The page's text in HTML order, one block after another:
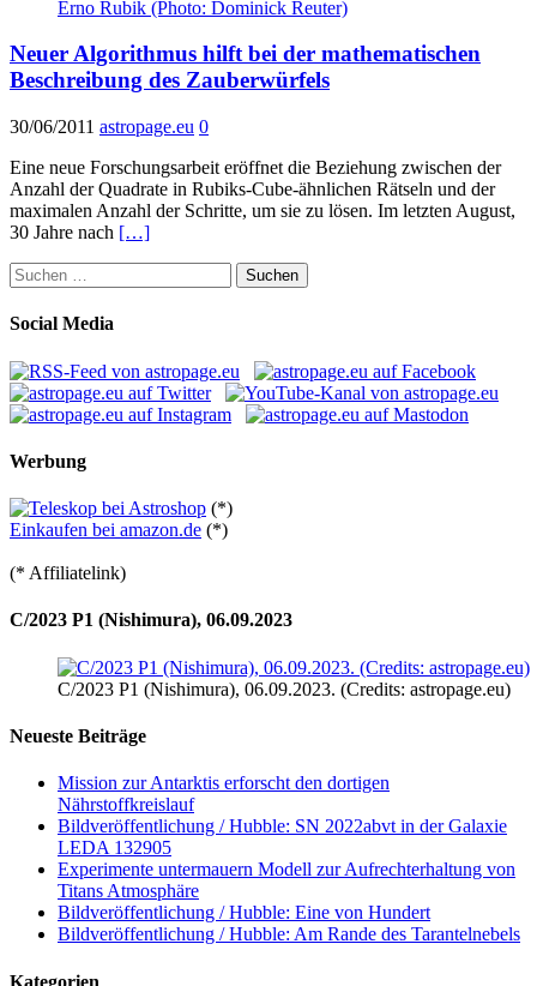
Neuer Algorithmus hilft bei der mathematischen
Beschreibung des Zauberwürfels
30/06/2011 astropage.eu 0
Eine neue Forschungsarbeit eröffnet die Beziehung zwischen der
Anzahl der Quadrate in Rubiks-Cube-ähnlichen Rätseln und der
maximalen Anzahl der Schritte, um sie zu lösen. Im letzten August,
30 Jahre nach […]
Suchen
nach:
Social Media
Werbung
(*)
Einkaufen bei amazon.de (*)
(* Affiliatelink)
C/2023 P1 (Nishimura), 06.09.2023
C/2023 P1 (Nishimura), 06.09.2023. (Credits: astropage.eu)
Neueste Beiträge
Mission zur Antarktis erforscht den dortigen
Nährstoffkreislauf
Bildveröffentlichung / Hubble: SN 2022abvt in der Galaxie
LEDA 132905
Experimente untermauern Modell zur Aufrechterhaltung von
Titans Atmosphäre
Bildveröffentlichung / Hubble: Eine von Hundert
Bildveröffentlichung / Hubble: Am Rande des Tarantelnebels
Kategorien